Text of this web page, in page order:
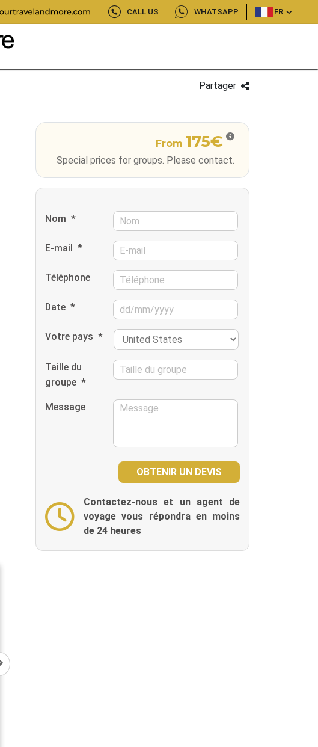
CALL US WHATSAPP FR
Partager
From 175€
Special prices for groups. Please contact.
Nom *
E-mail *
Téléphone
Date *
Votre pays *
Taille du
groupe *
Message
Contactez-nous et un agent de
voyage vous répondra en moins
de 24 heures